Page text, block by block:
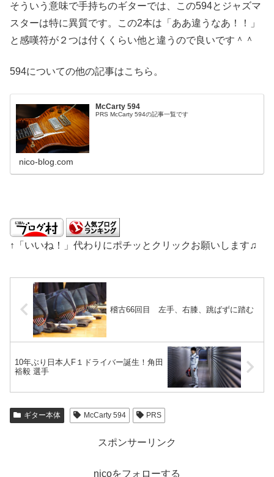
そういう意味で手持ちのギターでは、この594とジャズマ
スターは特に異質です。この2本は「ああ違うなあ！！」
と感嘆符が２つは付くくらい他と違うので良いです＾＾
594についての他の記事はこちら。
McCarty 594
PRS McCarty 594の記事一覧です
nico-blog.com
↑「いいね！」代わりにポチッとクリックお願いします♫
稽古66回目 左手、右膝、跳ばずに踏む
10年ぶり日本人F１ドライバー誕生！角田
裕毅 選手
ギター本体 McCarty 594 PRS
スポンサーリンク
nicoをフォローする